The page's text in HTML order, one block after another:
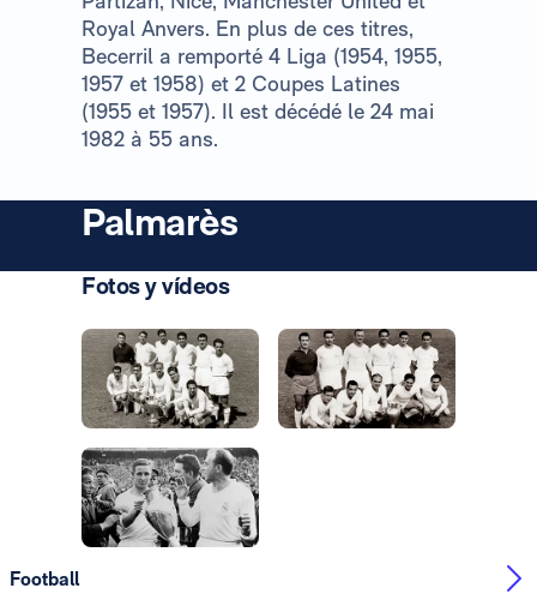
Royal Anvers. En plus de ces titres,
Becerril a remporté 4 Liga (1954, 1955,
1957 et 1958) et 2 Coupes Latines
(1955 et 1957). Il est décédé le 24 mai
1982 à 55 ans.
Palmarès
Fotos y vídeos
Photo: Real Madrid
Photo: Real Madrid
Football